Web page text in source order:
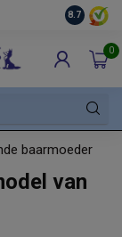
8.7
0
baarmoeder
van